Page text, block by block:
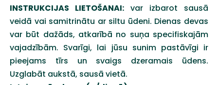
INSTRUKCIJAS LIETOŠANAI: var izbarot sausā
veidā vai samitrinātu ar siltu ūdeni. Dienas devas
var būt dažāds, atkarībā no suņa specifiskajām
vajadzībām. Svarīgi, lai jūsu sunim pastāvīgi ir
pieejams tīrs un svaigs dzeramais ūdens.
Uzglabāt aukstā, sausā vietā.